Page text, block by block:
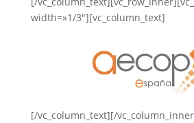
width=»1/3″][vc_column_text]
[/vc_column_text][/